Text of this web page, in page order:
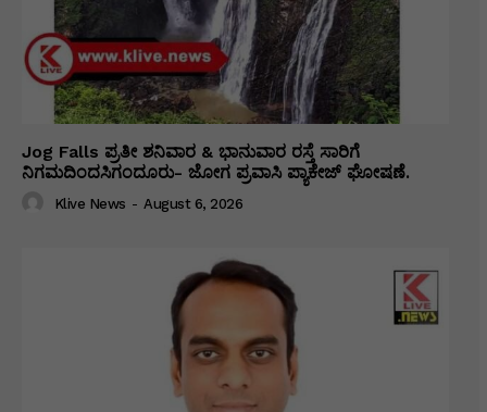
Jog Falls ಪ್ರತೀ ಶನಿವಾರ & ಭಾನುವಾರ ರಸ್ತೆ ಸಾರಿಗೆ
ನಿಗಮದಿಂದಸಿಗಂದೂರು- ಜೋಗ ಪ್ರವಾಸಿ ಪ್ಯಾಕೇಜ್ ಘೋಷಣೆ.
Klive News - August 6, 2026